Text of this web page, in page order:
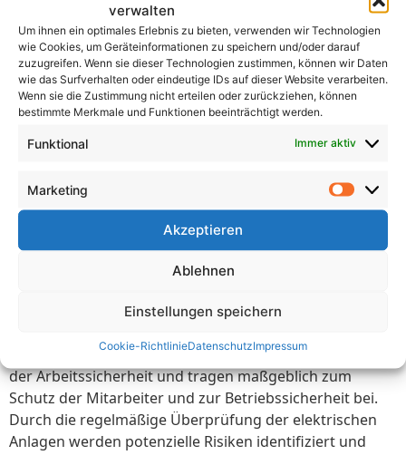
verwalten
Um ihnen ein optimales Erlebnis zu bieten, verwenden wir Technologien
wie Cookies, um Geräteinformationen zu speichern und/oder darauf
zuzugreifen. Wenn sie dieser Technologien zustimmen, können wir Daten
wie das Surfverhalten oder eindeutige IDs auf dieser Website verarbeiten.
Wenn sie die Zustimmung nicht erteilen oder zurückziehen, können
bestimmte Merkmale und Funktionen beeinträchtigt werden.
Funktional Immer aktiv
Marketing
Akzeptieren
Ablehnen
Einstellungen speichern
Cookie-RichtlinieDatenschutzImpressum
Eine DGUV V3 Prüfung sollte von qualifizierten
Fachkräften wie Elektrotechnikern oder
Elektrofachkräften mit entsprechender Schulung und
Erfahrung durchgeführt werden. Die korrekte
Durchführung der Prüfung ist entscheidend, um
Maßnahmen zur Behebung von Mängeln einzuleiten.
der gesetzlichen Vorschriften und minimiert das Risiko
von Unfällen oder Schäden.
Die Rolle von DGUV V3
Prüfungen in der
Arbeitssicherheit
Die DGUV V3 Prüfungen spielen eine wichtige Rolle in
der Arbeitssicherheit und tragen maßgeblich zum
Schutz der Mitarbeiter und zur Betriebssicherheit bei.
Durch die regelmäßige Überprüfung der elektrischen
Anlagen werden potenzielle Risiken identifiziert und